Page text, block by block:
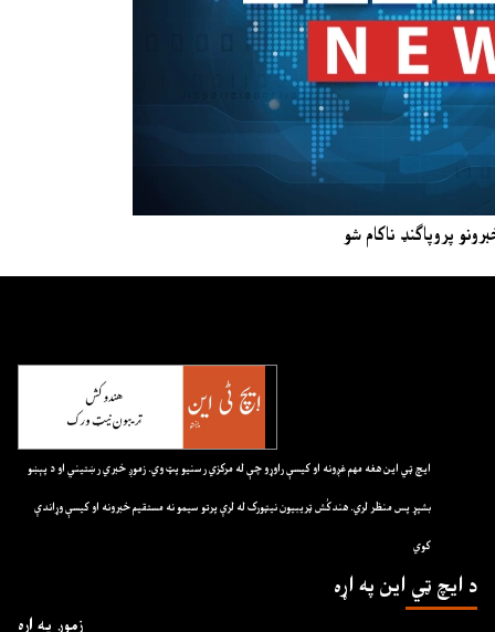
ايچ ټي اين هغه مهم غږونه او کيسې راوړو چې له مرکزي رسنيو پټ وي. زموږ خبري رښتيني او د پېښو
بشپړ پس منظر لري. هندکُش ټريبيون نيټورک له لرې پرتو سيمو نه مستقيم خبرونه او کيسې وړاندې
کوي
د ايچ ټي اين په اړه
زموږ په اړه